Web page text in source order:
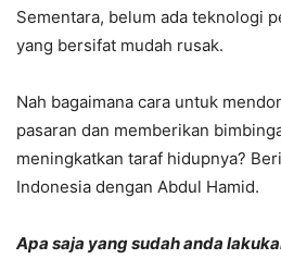
Sementara, belum ada teknologi
yang bersifat mudah rusak.
Nah bagaimana cara untuk
pasaran dan memberikan
meningkatkan taraf hidupnya?
Indonesia dengan Abdul Hamid.
Apa saja yang sudah anda